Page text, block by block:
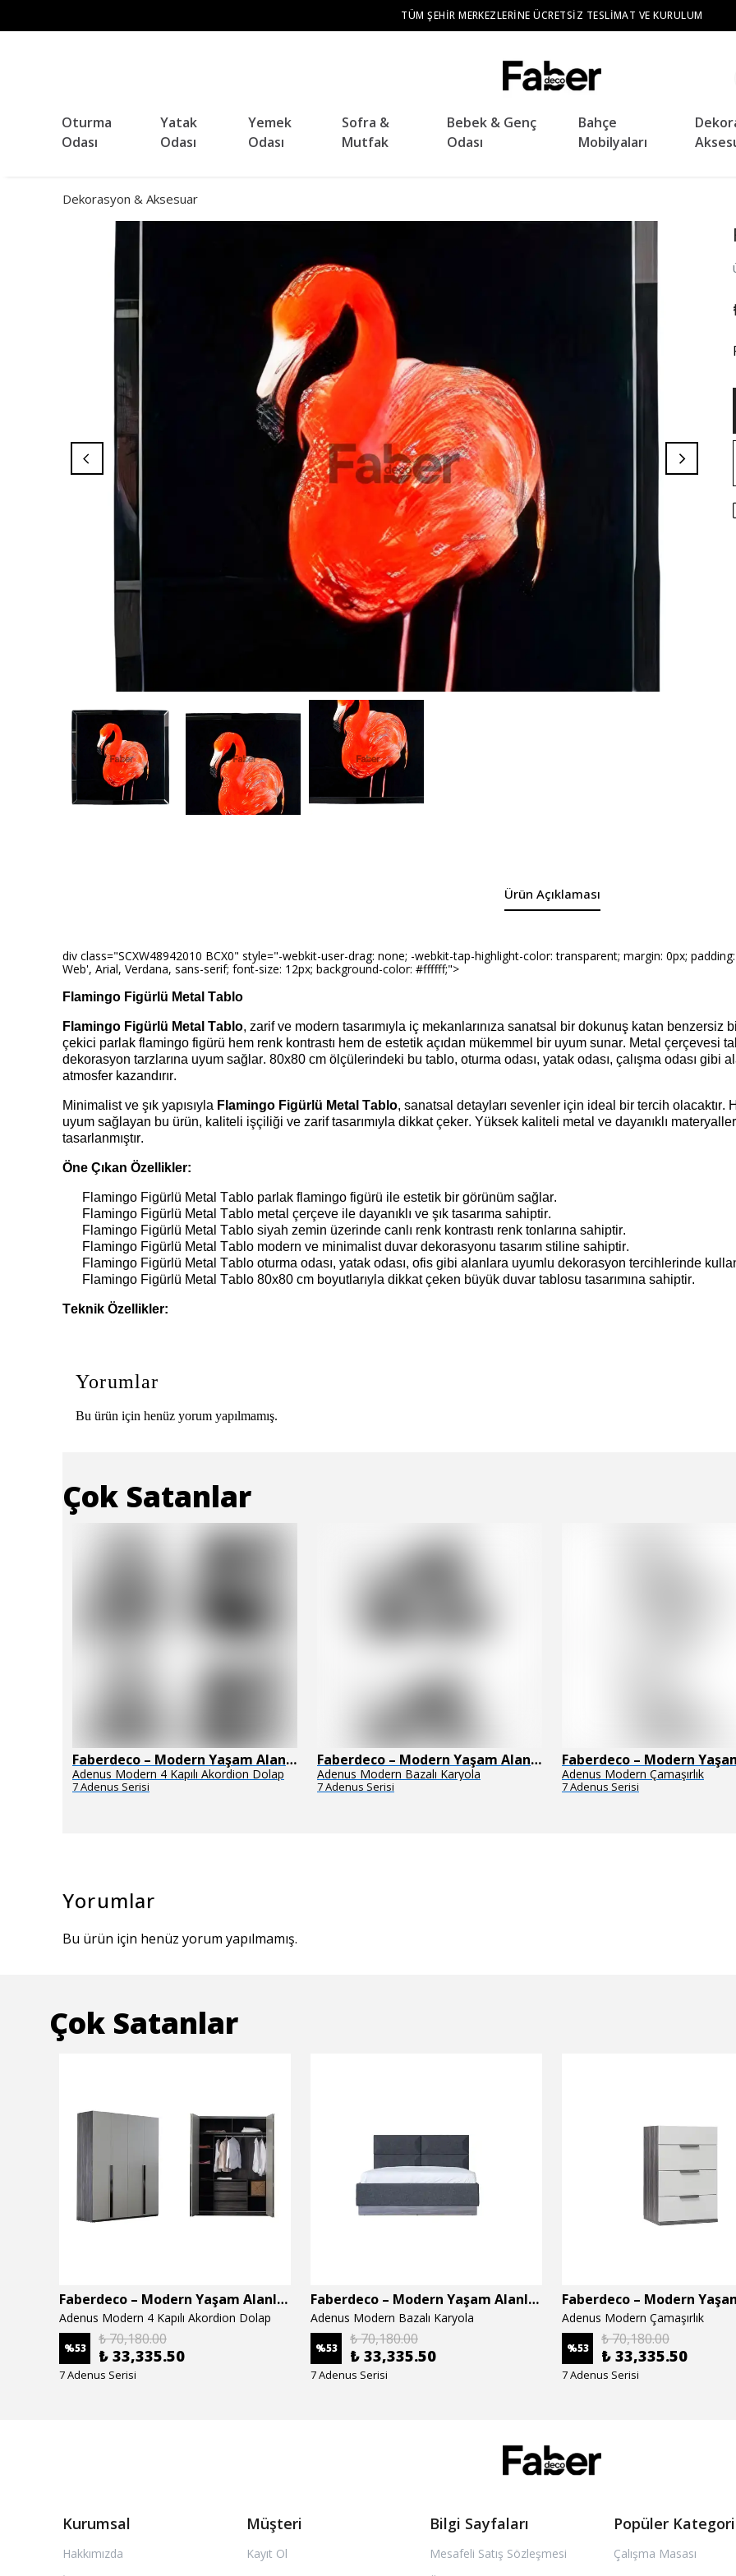
TÜM ŞEHIR MERKEZLERINE ÜCRETSIZ TESLIMAT VE KURULUM
Oturma
Odası
Yatak
Odası
Yemek
Odası
Sofra &
Mutfak
Bebek & Genç
Odası
Bahçe
Mobilyaları
Dekorasyon & Aksesuar
Ürün Açıklaması
div class="SCXW48942010 BCX0" style="-webkit-user-drag: none; -webkit-tap-highlight-color: transparent; margin: 0px;
Web', Arial, Verdana, sans-serif; font-size: 12px; background-color: #ffffff;">
Flamingo Figürlü Metal Tablo
Flamingo Figürlü Metal Tablo, zarif ve modern tasarımıyla iç mekanlarınıza sanatsal bir dokunuş katan
çekici parlak flamingo figürü hem renk kontrastı hem de estetik açıdan mükemmel bir uyum sunar. Metal çerçevesi
dekorasyon tarzlarına uyum sağlar. 80x80 cm ölçülerindeki bu tablo, oturma odası, yatak odası, çalışma odası gibi
atmosfer kazandırır.
Minimalist ve şık yapısıyla Flamingo Figürlü Metal Tablo, sanatsal detayları sevenler için ideal bir tercih
uyum sağlayan bu ürün, kaliteli işçiliği ve zarif tasarımıyla dikkat çeker. Yüksek kaliteli metal ve dayanıklı
tasarlanmıştır.
Öne Çıkan Özellikler:
Flamingo Figürlü Metal Tablo parlak flamingo figürü ile estetik bir görünüm sağlar.
Flamingo Figürlü Metal Tablo metal çerçeve ile dayanıklı ve şık tasarıma sahiptir.
Flamingo Figürlü Metal Tablo siyah zemin üzerinde canlı renk kontrastı renk tonlarına sahiptir.
Flamingo Figürlü Metal Tablo modern ve minimalist duvar dekorasyonu tasarım stiline sahiptir.
Flamingo Figürlü Metal Tablo oturma odası, yatak odası, ofis gibi alanlara uyumlu dekorasyon tercihlerinde
Flamingo Figürlü Metal Tablo 80x80 cm boyutlarıyla dikkat çeken büyük duvar tablosu tasarımına sahiptir.
Teknik Özellikler:
Yorumlar
Bu ürün için henüz yorum yapılmamış.
Çok Satanlar
Faberdeco – Modern Yaşam Alanları İçin Özel Tasarım Mobilyalar
Adenus Modern 4 Kapılı Akordion Dolap
7 Adenus Serisi
Faberdeco – Modern Yaşam Alanları İçin Özel Tasarım Mobilyalar
Adenus Modern Bazalı Karyola
7 Adenus Serisi
Adenus Modern Çamaşırlık
7 Adenus Serisi
Yorumlar
Bu ürün için henüz yorum yapılmamış.
Çok Satanlar
Faberdeco – Modern Yaşam Alanları İçin Özel Tasarım Mobilyalar
Adenus Modern 4 Kapılı Akordion Dolap
%53
₺ 70,180.00
₺ 33,335.50
7 Adenus Serisi
Faberdeco – Modern Yaşam Alanları İçin Özel Tasarım Mobilyalar
Adenus Modern Bazalı Karyola
%53
₺ 70,180.00
₺ 33,335.50
7 Adenus Serisi
Adenus Modern Çamaşırlık
%53
₺ 70,180.00
₺ 33,335.50
7 Adenus Serisi
Kurumsal
Hakkımızda
Müşteri
Kayıt Ol
Bilgi Sayfaları
Mesafeli Satış Sözleşmesi
Popüler
Çalışma Masası